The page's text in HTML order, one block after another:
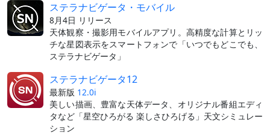
ステラナビゲータ・モバイル
8月4日 リリース
天体観察・撮影用モバイルアプリ。高精度な計算とリッ
チな星図表示をスマートフォンで「いつでもどこでも、
ステラナビゲータ」
ステラナビゲータ12
最新版 12.0i
美しい描画、豊富な天体データ、オリジナル番組エディ
タなど「星空ひろがる 楽しさひろげる」天文シミュレー
ション